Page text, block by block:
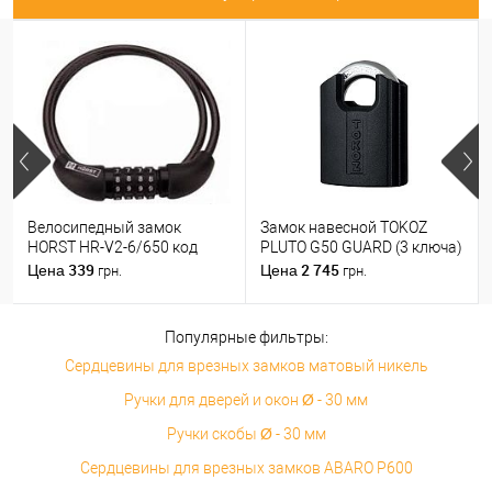
Велосипедный замок
HORST HR-V2-6/650 код
Цена 339 грн.
Замок навесной TOKOZ
PLUTO G50 GUARD (3 ключа)
Цена 2 745 грн.
Популярные фильтры:
Сердцевины для врезных замков матовый никель
Ручки для дверей и окон Ø - 30 мм
Ручки скобы Ø - 30 мм
Сердцевины для врезных замков ABARO P600